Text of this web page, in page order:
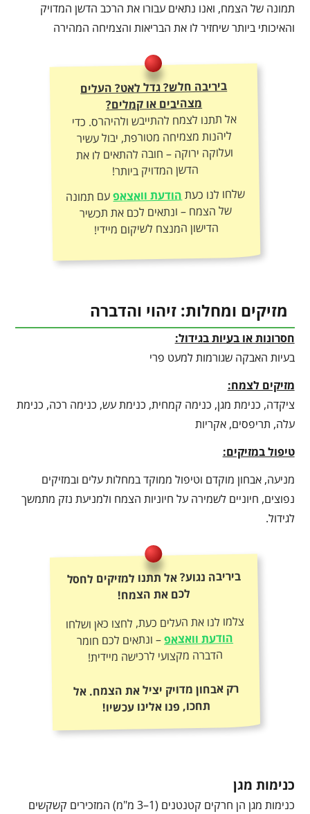
תמונה של הצמח, ואנו נתאים עבורו את הרכב הדשן המדויק
והאיכותי ביותר שיחזיר לו את הבריאות והצמיחה המהירה
ביריבה חלש? גדל לאט? העלים
מצהיבים או קמלים?
אל תתנו לצמח להתייבש ולהיהרס. כדי
ליהנות מצמיחה מטורפת, יבול עשיר
ועלוקה ירוקה – חובה להתאים לו את
הדשן המדויק ביותר!
שלחו לנו כעתהודעת וואצאפעם תמונה
של הצמח – ונתאים לכם את תכשיר
הדישון המנצח לשיקום מיידי!
מזיקים ומחלות: זיהוי והדברה
חסרונות או בעיות בגידול:
בעיות האבקה שגורמות למעט פרי
מזיקים לצמח:
ציקדה, כנימת מגן, כנימה קמחית, כנימת עש, כנימה רכה, כנימת
עלה, תריפסים, אקריות
טיפול במזיקים:
מניעה, אבחון מוקדם וטיפול ממוקד במחלות עלים ובמזיקים
נפוצים, חיוניים לשמירה על חיוניות הצמח ולמניעת נזק מתמשך
לגידול.
ביריבה נגוע? אל תתנו למזיקים לחסל
לכם את הצמח!
צלמו לנו את העלים כעת, לחצו כאן ושלחו
הודעת וואצאפ– ונתאים לכם חומר
הדברה מקצועי לרכישה מיידית!
רק אבחון מדויק יציל את הצמח. אל
תחכו, פנו אלינו עכשיו!
כנימות מגן
כנימות מגן הן חרקים קטנטנים (1–3 מ"מ) המזכירים קשקשים